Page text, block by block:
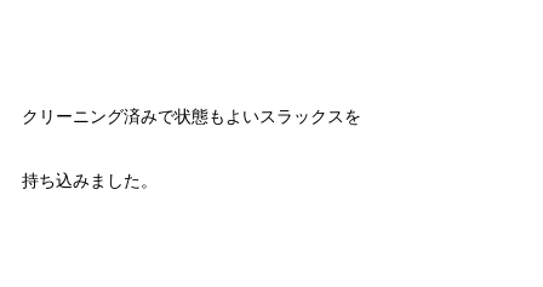
クリーニング済みで状態もよいスラックスを
持ち込みました。